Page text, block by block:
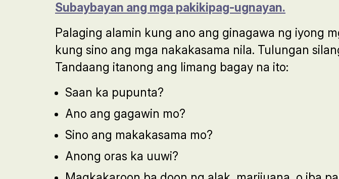
Subaybayan ang mga pakikipag-ugnayan.
Palaging alamin kung ano ang ginagawa ng iyong
kung sino ang mga nakakasama nila. Tulungan
Tandaang itanong ang limang bagay na ito:
Saan ka pupunta?
Ano ang gagawin mo?
Sino ang makakasama mo?
Anong oras ka uuwi?